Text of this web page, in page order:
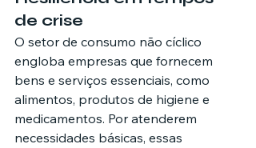
de crise
O setor de consumo não cíclico
engloba empresas que fornecem
bens e serviços essenciais, como
alimentos, produtos de higiene e
medicamentos. Por atenderem
necessidades básicas, essas